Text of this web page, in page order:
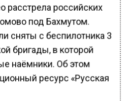
расстрела российских
под Бахмутом.
сняты с беспилотника 3
бригады, в которой
наёмники. Об этом
ресурс «Русская